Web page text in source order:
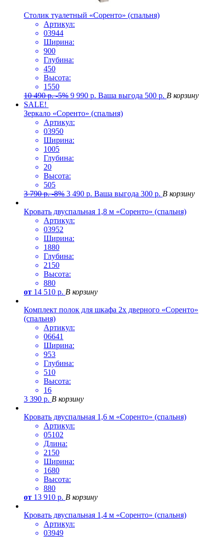
Столик туалетный «Соренто» (спальня)
Артикул:
03944
Ширина:
900
Глубина:
450
Высота:
1550
10 490р. -5% 9 990 р. Ваша выгода 500 р. В корзину
SALE!
Зеркало «Соренто» (спальня)
Артикул:
03950
Ширина:
1005
Глубина:
20
Высота:
505
3 790р. -8% 3 490 р. Ваша выгода 300 р. В корзину
Кровать двуспальная 1,8 м «Соренто» (спальня)
Артикул:
03952
Ширина:
1880
Глубина:
2150
Высота:
880
от 14 510 р. В корзину
Комплект полок для шкафа 2х дверного «Соренто»
(спальня)
Артикул:
06641
Ширина:
953
Глубина:
510
Высота:
16
3 390 р. В корзину
Кровать двуспальная 1,6 м «Соренто» (спальня)
Артикул:
05102
Длина:
2150
Ширина:
1680
Высота:
880
от 13 910 р. В корзину
Кровать двуспальная 1,4 м «Соренто» (спальня)
Артикул:
03949